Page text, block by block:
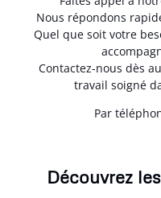
Nous répondons
Quel que soit votre
Contactez-nous dès
travail soigné
Par
Découvrez